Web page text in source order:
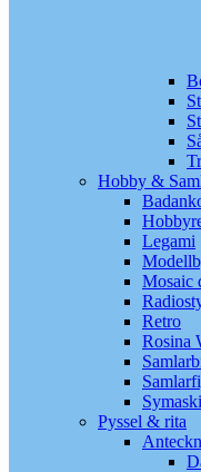
Hobby &
Legami
Mosaic
Retro
Rosina
Pyssel & rita